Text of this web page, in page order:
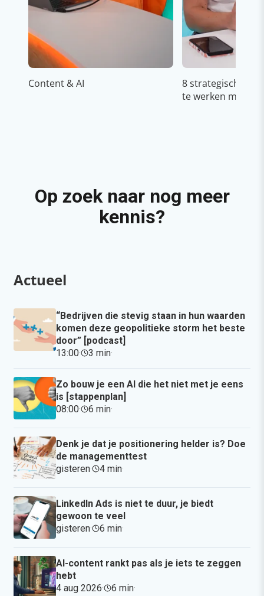
Content & AI
8 strategische
te werken met
Op zoek naar nog meer
kennis?
Actueel
“Bedrijven die stevig staan in hun waarden
komen deze geopolitieke storm het beste
door” [podcast]
13:00· 3 min·
Zo bouw je een AI die het niet met je eens
is [stappenplan]
08:00· 6 min·
Denk je dat je positionering helder is? Doe
de managementtest
gisteren· 4 min·
LinkedIn Ads is niet te duur, je biedt
gewoon te veel
gisteren· 6 min·
AI-content rankt pas als je iets te zeggen
hebt
4 aug 2026· 6 min·